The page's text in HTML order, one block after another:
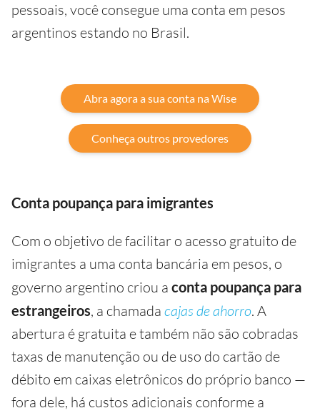
pessoais, você consegue uma conta em pesos
argentinos estando no Brasil.
Abra agora a sua conta na Wise
Conheça outros provedores
Conta poupança para imigrantes
Com o objetivo de facilitar o acesso gratuito de
imigrantes a uma conta bancária em pesos, o
governo argentino criou a conta poupança para
estrangeiros, a chamada cajas de ahorro. A
abertura é gratuita e também não são cobradas
taxas de manutenção ou de uso do cartão de
débito em caixas eletrônicos do próprio banco —
fora dele, há custos adicionais conforme a